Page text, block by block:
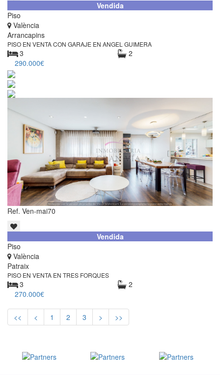
Vendida
Piso
València
Arrancapins
PISO EN VENTA CON GARAJE EN ANGEL GUIMERA
3
2
290.000€
Ref. Ven-mai70
Vendida
Piso
València
Patraix
PISO EN VENTA EN TRES FORQUES
3
2
270.000€
<< < 1 2 3 > >>